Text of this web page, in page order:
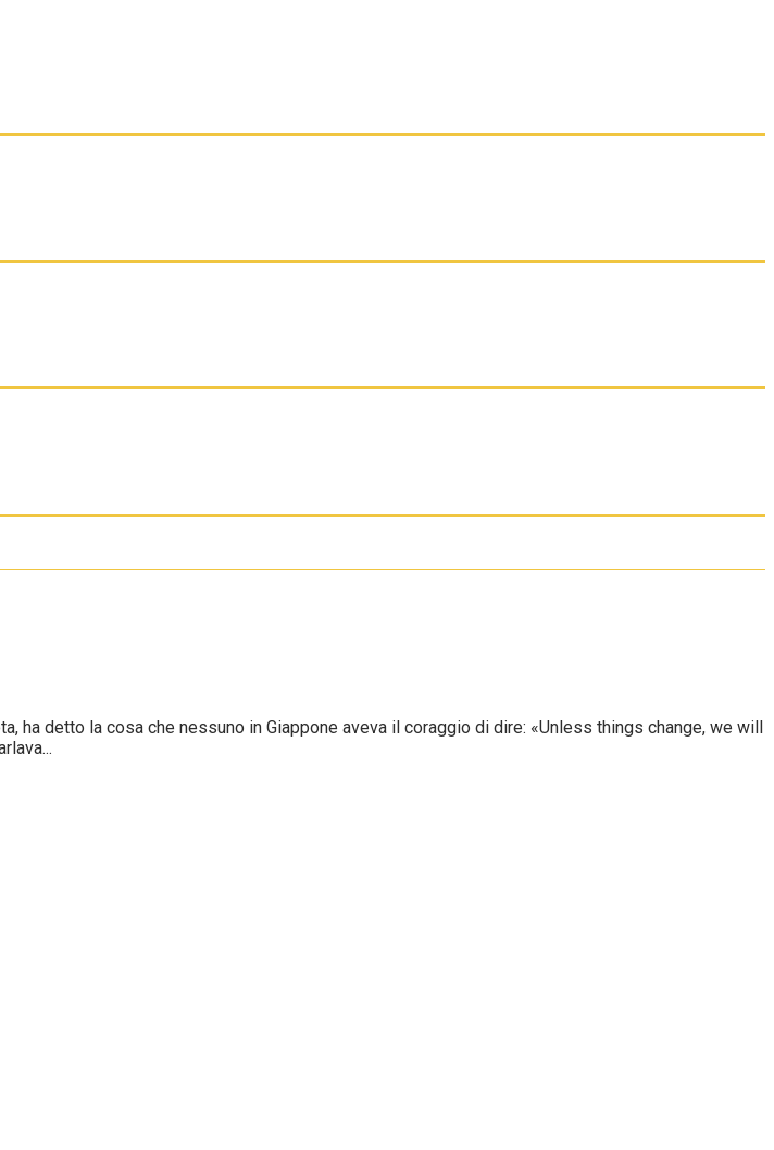
detto la cosa che nessuno in Giappone aveva il coraggio di dire: «Unless things change, we will